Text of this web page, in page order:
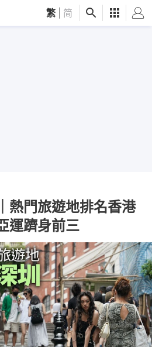
繁 简
熱門旅遊地排名香港
運躋身前三